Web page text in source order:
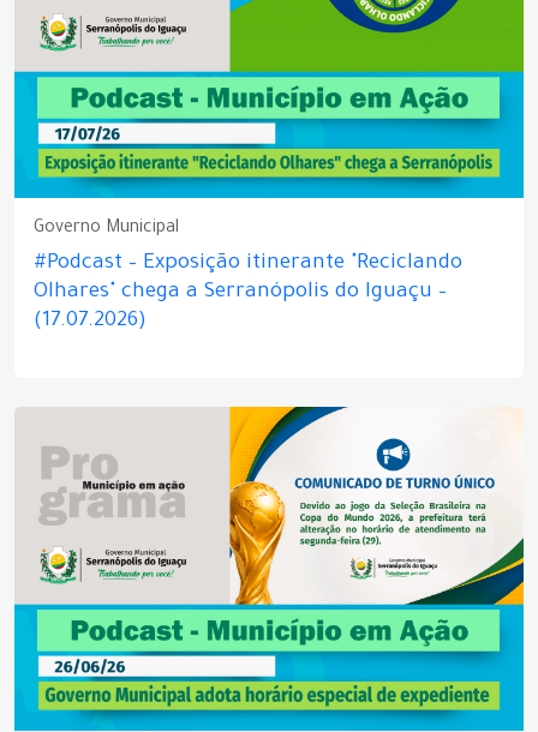
Governo Municipal
#Podcast – Exposição itinerante "Reciclando
Olhares" chega a Serranópolis do Iguaçu –
(17.07.2026)